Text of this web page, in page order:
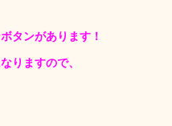
タンがあります！
りますので、